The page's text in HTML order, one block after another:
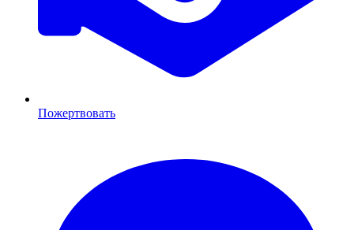
Пожертвовать